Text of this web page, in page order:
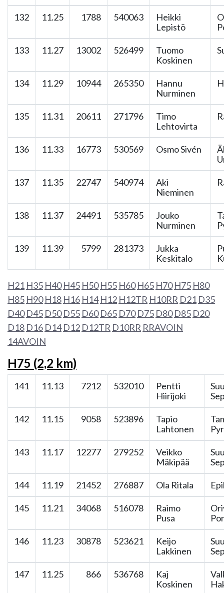
132 11.25 1788 540063
Heikki
Lepistö
133 11.27 13002 526499
Tuomo
Koskinen
134 11.29 10944 265350
Hannu
Nurminen
135 11.31 20611 271796
Timo
Lehtovirta
136 11.33 16773 530569 Osmo Sivén
137 11.35 22747 540974
Aki
Nieminen
138 11.37 24491 535785
Jouko
Nurminen
139 11.39 5799 281373
Jukka
Keskitalo
H21 H35 H40 H45 H50 H55 H60 H65 H70 H75 H80
H85 H90 H18 H16 H14 H12 H12TR H10RR D21 D35
D40 D45 D50 D55 D60 D65 D70 D75 D80 D85 D20
D18 D16 D14 D12 D12TR D10RR RRAVOIN
14AVOIN
H75 (2,2 km)
141 11.13 7212 532010
Pentti
Hiirijoki
142 11.15 9058 523896
Tapio
Lahtonen
143 11.17 12277 279252
Veikko
Mäkipää
144 11.19 21452 276887 Ola Ritala
145 11.21 34068 516078
Raimo
Pusa
146 11.23 30878 523621
Keijo
Lakkinen
147 11.25 866 536768
Kaj
Koskinen